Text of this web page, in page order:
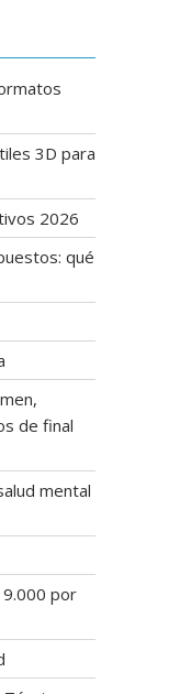
3D para
2026
qué
de final
mental
por